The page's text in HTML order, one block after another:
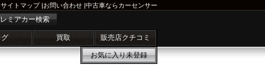
サイトマップ|お問い合わせ |中古車ならカーセンサー
ミアカー検索
買取 販売店クチコミ
お気に入り未登録